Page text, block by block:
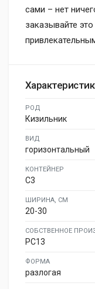
сами – нет
заказывайте
РОД
Кизильник
ВИД
горизонтальный
КОНТЕЙНЕР
C3
ШИРИНА, СМ
20-30
СОБСТВЕННОЕ
PC13
ФОРМА
разлогая